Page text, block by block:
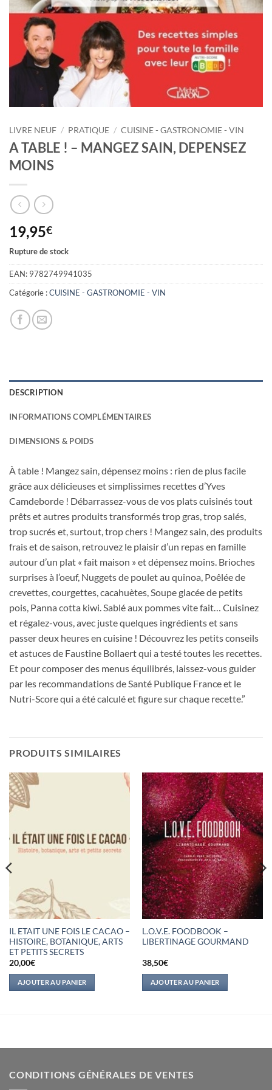
LIVRE NEUF / PRATIQUE / CUISINE - GASTRONOMIE - VIN
A TABLE ! – MANGEZ SAIN, DEPENSEZ
MOINS
19,95€
Rupture de stock
EAN: 9782749941035
Catégorie :CUISINE - GASTRONOMIE - VIN
DESCRIPTION
INFORMATIONS COMPLÉMENTAIRES
DIMENSIONS & POIDS
À table ! Mangez sain, dépensez moins : rien de plus facile
grâce aux délicieuses et simplissimes recettes d’Yves
Camdeborde ! Débarrassez-vous de vos plats cuisinés tout
prêts et autres produits transformés trop gras, trop salés,
trop sucrés et, surtout, trop chers ! Mangez sain, des produits
frais et de saison, retrouvez le plaisir d’un repas en famille
autour d’un plat « fait maison » et dépensez moins. Brioches
surprises à l’oeuf, Nuggets de poulet au quinoa, Poêlée de
crevettes, courgettes, cacahuètes, Soupe glacée de petits
pois, Panna cotta kiwi. Sablé aux pommes vite fait… Cuisinez
et régalez-vous, avec juste quelques ingrédients et sans
passer deux heures en cuisine ! Découvrez les petits conseils
et astuces de Faustine Bollaert qui a testé toutes les recettes.
Et pour composer des menus équilibrés, laissez-vous guider
par les recommandations de Santé Publique France et le
Nutri-Score qui a été calculé et figure sur chaque recette.”
PRODUITS SIMILAIRES
IL ETAIT UNE FOIS LE CACAO –
HISTOIRE, BOTANIQUE, ARTS
ET PETITS SECRETS
20,00€
AJOUTER AU PANIER
L.O.V.E. FOODBOOK –
LIBERTINAGE GOURMAND
38,50€
AJOUTER AU PANIER
CONDITIONS GÉNÉRALES DE VENTES